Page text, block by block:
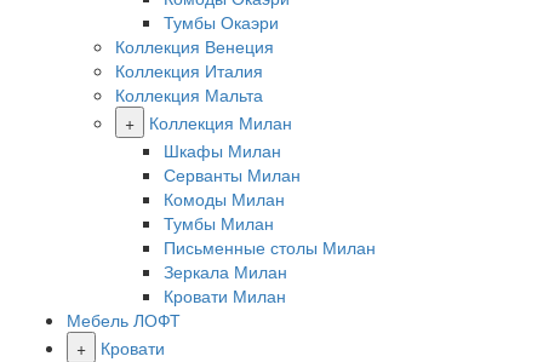
Тумбы Окаэри
Коллекция Венеция
Коллекция Италия
Коллекция Мальта
+
Коллекция Милан
Шкафы Милан
Серванты Милан
Комоды Милан
Тумбы Милан
Письменные столы Милан
Зеркала Милан
Кровати Милан
Мебель ЛОФТ
+
Кровати